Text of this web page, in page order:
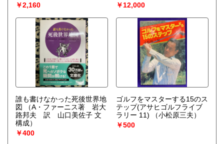
￥2,160
￥12,000
誰も書けなかった死後世界地
図
（A・ファーニス著 岩大
路邦夫 訳 山口美佐子 文
構成）
￥400
ゴルフをマスターする15のス
テップ(アサヒゴルフライブ
ラリー 11)
（小松原三夫）
￥500